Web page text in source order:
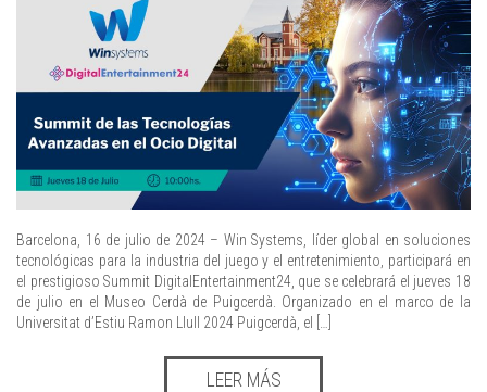
Barcelona, 16 de julio de 2024 – Win Systems, líder global en soluciones
tecnológicas para la industria del juego y el entretenimiento, participará en
el prestigioso Summit DigitalEntertainment24, que se celebrará el jueves 18
de julio en el Museo Cerdà de Puigcerdà. Organizado en el marco de la
Universitat d’Estiu Ramon Llull 2024 Puigcerdà, el […]
LEER MÁS